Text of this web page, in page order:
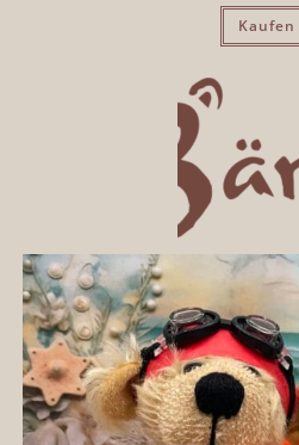
Kaufen